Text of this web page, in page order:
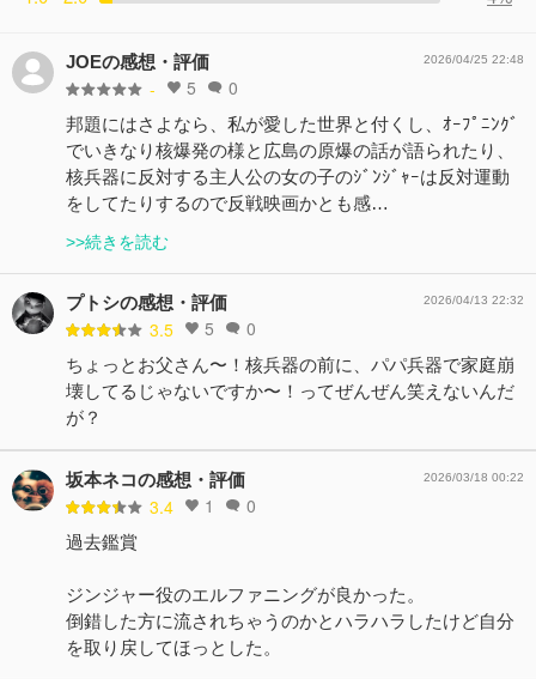
JOEの感想・評価
- 5 0
2026/04/25 22:48
邦題にはさよなら、私が愛した世界と付くし、ｵｰﾌﾟﾆﾝｸﾞ
でいきなり核爆発の様と広島の原爆の話が語られたり、
核兵器に反対する主人公の女の子のｼﾞﾝｼﾞｬｰは反対運動
をしてたりするので反戦映画かとも感…
>>続きを読む
プトシの感想・評価
3.5 5 0
2026/04/13 22:32
ちょっとお父さん〜！核兵器の前に、パパ兵器で家庭崩
壊してるじゃないですか〜！ってぜんぜん笑えないんだ
が？
坂本ネコの感想・評価
3.4 1 0
2026/03/18 00:22
過去鑑賞
ジンジャー役のエルファニングが良かった。
倒錯した方に流されちゃうのかとハラハラしたけど自分
を取り戻してほっとした。